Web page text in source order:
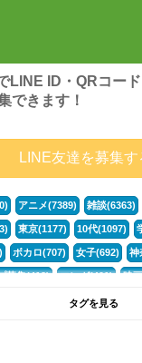
LINE ID・QRコー
できます！
LINE友達を募集す
アニメ(7389) 雑談(6363)
東京(1177) 10代(1097)
ボカロ(707) 女子(692) 神
募集(412) マンガ(401) 映
フォートナイト
タグを見る